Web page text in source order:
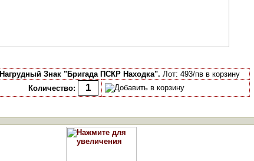
Нагрудный Знак "Бригада ПСКР Находка". Лот: 493/пв в корзину
Количество: